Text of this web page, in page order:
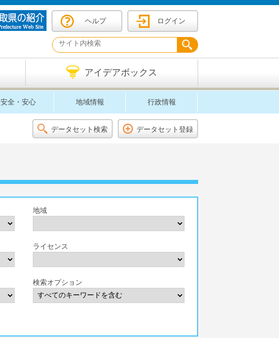
ヘルプ ログイン
アイデアボックス
安全・安心 地域情報 行政情報
データセット検索 データセット登録
地域
ライセンス
検索オプション